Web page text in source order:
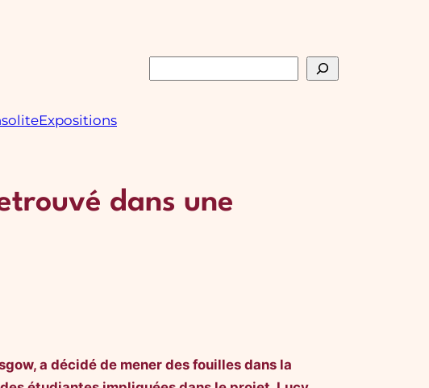
Rechercher
Expositions
dans une
a décidé de mener des fouilles dans la